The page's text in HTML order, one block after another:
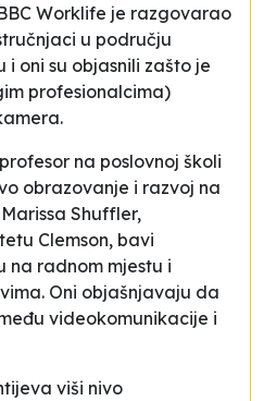
Worklife je razgovarao
u području
oni su objasnili zašto je
profesionalcima)
na poslovnoj školi
obrazovanje i razvoj na
Shuffler,
Clemson, bavi
na radnom mjestu i
Oni objašnjavaju da
videokomunikacije i
viši nivo